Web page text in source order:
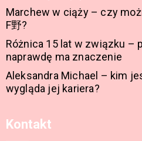
Marchew w ciąży – czy
F野?
Różnica 15 lat w związku –
naprawdę ma znaczenie
Aleksandra Michael – kim
wygląda jej kariera?
Kontakt